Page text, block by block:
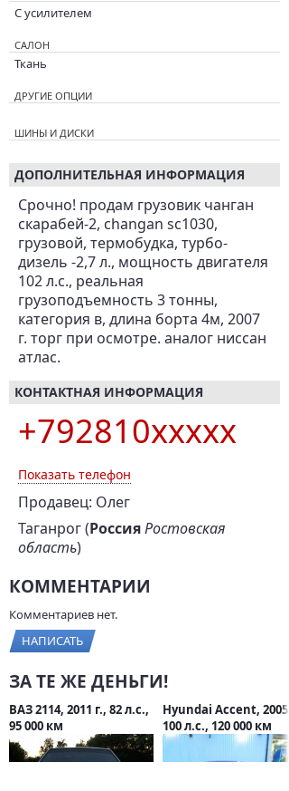
С усилителем
САЛОН
Ткань
ДРУГИЕ ОПЦИИ
ШИНЫ И ДИСКИ
ДОПОЛНИТЕЛЬНАЯ ИНФОРМАЦИЯ
Срочно! продам грузовик чанган
скарабей-2, changan sc1030,
грузовой, термобудка, турбо-
дизель -2,7 л., мощность двигателя
102 л.с., реальная
грузоподъемность 3 тонны,
категория в, длина борта 4м, 2007
г. торг при осмотре. аналог ниссан
атлас.
КОНТАКТНАЯ ИНФОРМАЦИЯ
+792810xxxxx
Показать телефон
Продавец: Олег
Таганрог (РоссияРостовская
область)
КОММЕНТАРИИ
Комментариев нет.
НАПИСАТЬ
ЗА ТЕ ЖЕ ДЕНЬГИ!
ВАЗ 2114, 2011 г., 82 л.с.,
95 000 км
Hyundai Accent, 2005
100 л.с., 120 000 км